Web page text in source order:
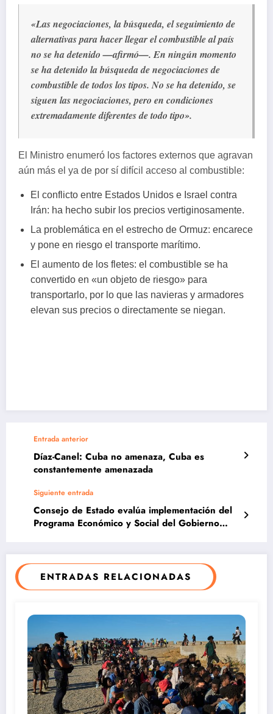
«Las negociaciones, la búsqueda, el seguimiento de
alternativas para hacer llegar el combustible al país
no se ha detenido —afirmó—. En ningún momento
se ha detenido la búsqueda de negociaciones de
combustible de todos los tipos. No se ha detenido, se
siguen las negociaciones, pero en condiciones
extremadamente diferentes de todo tipo».
El Ministro enumeró los factores externos que agravan
aún más el ya de por sí difícil acceso al combustible:
El conflicto entre Estados Unidos e Israel contra
Irán: ha hecho subir los precios vertiginosamente.
La problemática en el estrecho de Ormuz: encarece
y pone en riesgo el transporte marítimo.
El aumento de los fletes: el combustible se ha
convertido en «un objeto de riesgo» para
transportarlo, por lo que las navieras y armadores
elevan sus precios o directamente se niegan.
Entrada anterior
Díaz-Canel: Cuba no amenaza, Cuba es
constantemente amenazada
Siguiente entrada
Consejo de Estado evalúa implementación del
Programa Económico y Social del Gobierno
ENTRADAS RELACIONADAS